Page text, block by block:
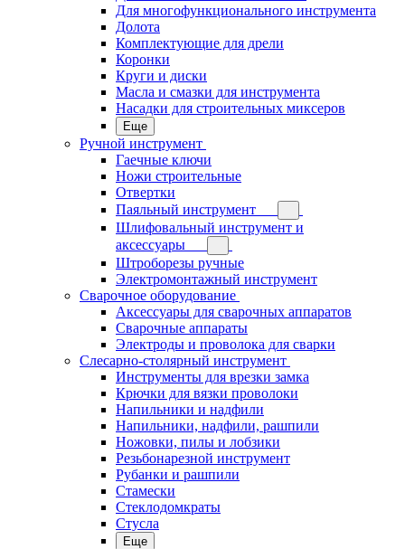
Для многофункционального инструмента
Долота
Комплектующие для дрели
Коронки
Круги и диски
Масла и смазки для инструмента
Насадки для строительных миксеров
Еще
Ручной инструмент
Гаечные ключи
Ножи строительные
Отвертки
Паяльный инструмент
Шлифовальный инструмент и
аксессуары
Штроборезы ручные
Электромонтажный инструмент
Сварочное оборудование
Аксессуары для сварочных аппаратов
Сварочные аппараты
Электроды и проволока для сварки
Слесарно-столярный инструмент
Инструменты для врезки замка
Крючки для вязки проволоки
Напильники и надфили
Напильники, надфили, рашпили
Ножовки, пилы и лобзики
Резьбонарезной инструмент
Рубанки и рашпили
Стамески
Стеклодомкраты
Стусла
Еще